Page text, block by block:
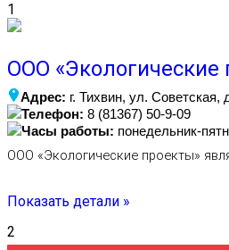
1
ООО «Экологические
Адрес: г. Тихвин, ул. Советская,
Телефон: 8 (81367) 50-9-09
Часы работы: понедельник-
ООО «Экологические проекты»
Показать детали »
2